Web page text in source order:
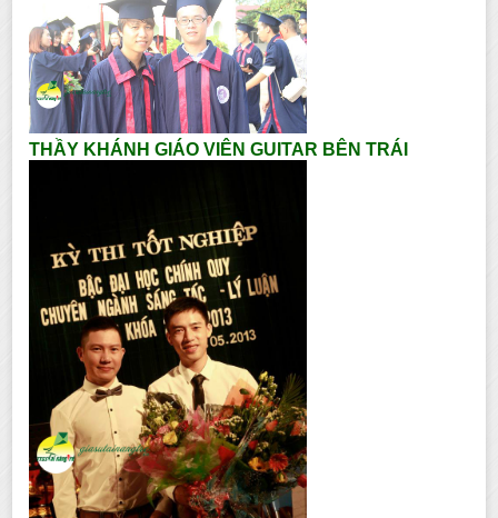
THẦY KHÁNH GIÁO VIÊN GUITAR BÊN TRÁI